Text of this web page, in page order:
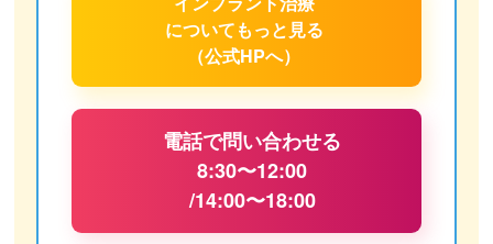
についてもっと見る
（公式HPへ）
電話で問い合わせる
8:30〜12:00
/14:00〜18:00